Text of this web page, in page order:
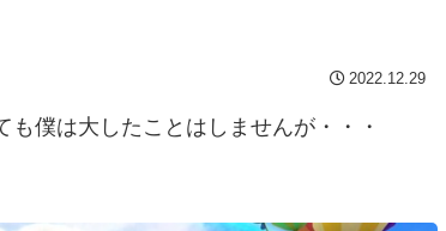
2022.12.29
僕は大したことはしませんが・・・